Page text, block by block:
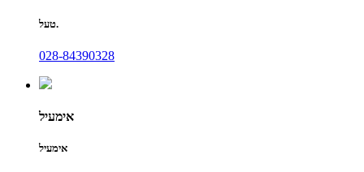
טעל.
028-84390328
אימעיל
אימעיל